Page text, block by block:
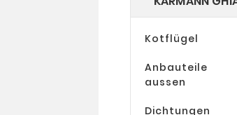
Kotflügel
Anbauteile
aussen
Dichtungen